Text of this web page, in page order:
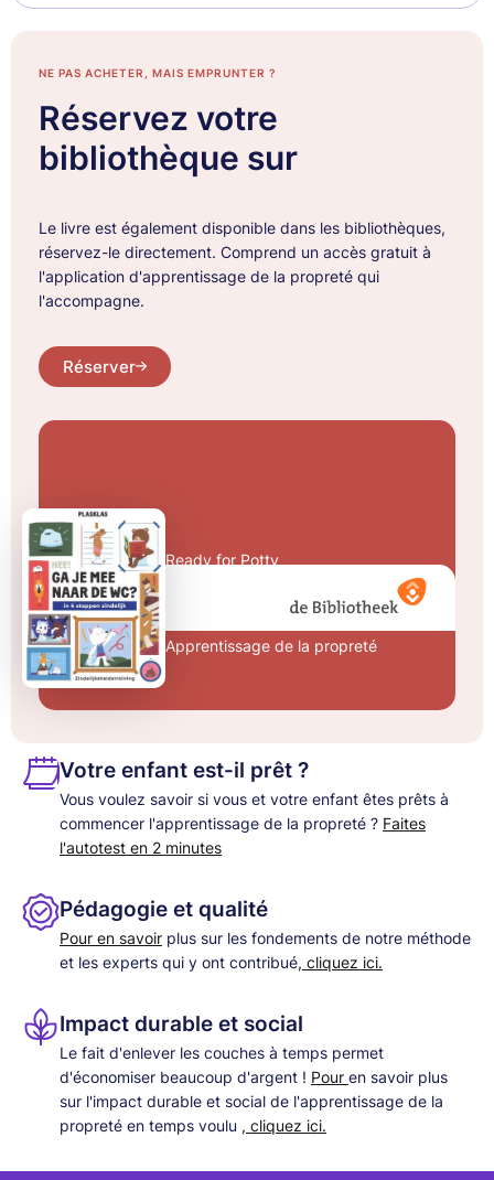
NE PAS ACHETER, MAIS EMPRUNTER ?
Réservez votre
bibliothèque sur
Le livre est également disponible dans les bibliothèques,
réservez-le directement. Comprend un accès gratuit à
l'application d'apprentissage de la propreté qui
l'accompagne.
Réserver
Ready for Potty
toilettes avec moi ?
Apprentissage de la propreté
Votre enfant est-il prêt ?
Vous voulez savoir si vous et votre enfant êtes prêts à
commencer l'apprentissage de la propreté ? Faites
l'autotest en 2 minutes
Pédagogie et qualité
Pour en savoir plus sur les fondements de notre méthode
et les experts qui y ont contribué, cliquez ici.
Impact durable et social
Le fait d'enlever les couches à temps permet
d'économiser beaucoup d'argent ! Pour en savoir plus
sur l'impact durable et social de l'apprentissage de la
propreté en temps voulu , cliquez ici.